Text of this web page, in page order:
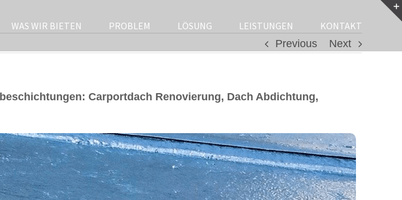
WAS WIR BIETEN PROBLEM LÖSUNG LEISTUNGEN
KONTAKT
Previous
Next
Carportdach Renovierung, Dach Abdichtung,